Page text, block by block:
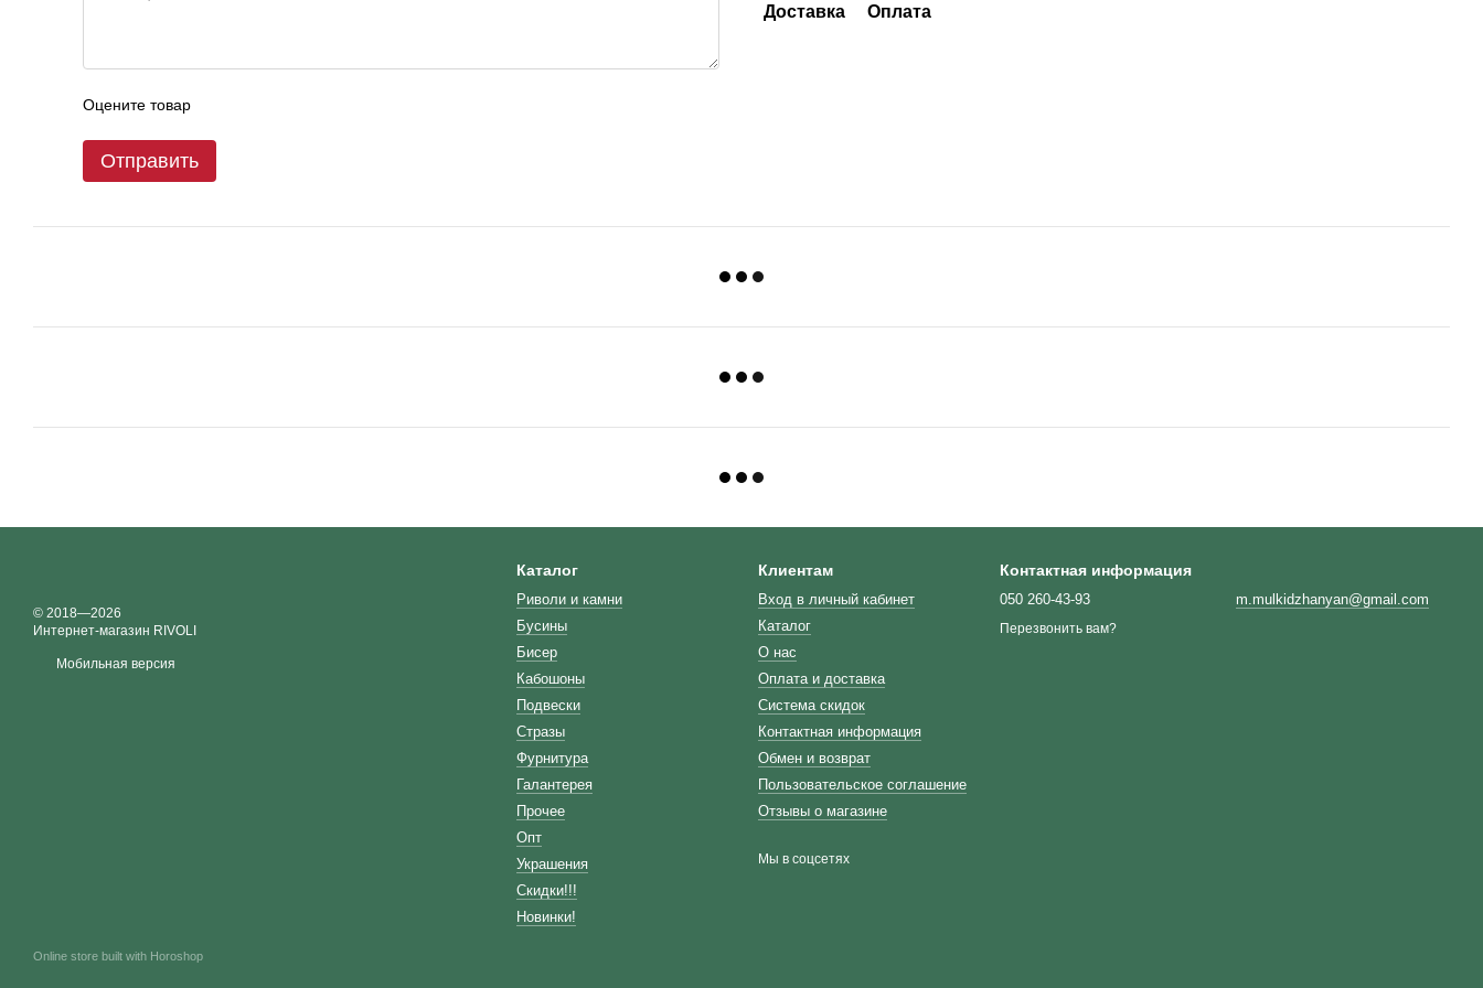
Оцените товар
Отправить
Доставка Оплата
© 2018—2026
Интернет-магазин RIVOLI
Мобильная версия
Online store built with Horoshop
Каталог
Риволи и камни
Бусины
Бисер
Кабошоны
Подвески
Стразы
Фурнитура
Галантерея
Прочее
Опт
Украшения
Скидки!!!
Новинки!
Клиентам
Вход в личный кабинет
Каталог
О нас
Оплата и доставка
Система скидок
Контактная информация
Обмен и возврат
Пользовательское соглашение
Отзывы о магазине
Мы в соцсетях
Контактная информация
050 260-43-93
Перезвонить вам?
m.mulkidzhanyan@gmail.com